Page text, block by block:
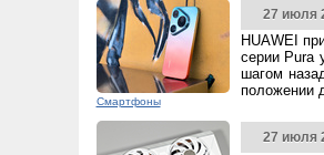
Смартфоны
27 июля
HUAWEI
серии Pura
шагом
положении
27 июля